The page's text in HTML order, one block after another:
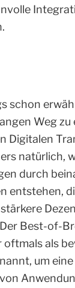
schon
Weg zu
Digitalen
natürlich,
durch
entstehen,
Best-of-
oftmals als
um